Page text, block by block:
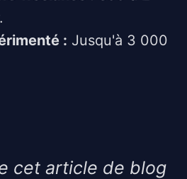
: Jusqu'à 3 000
cet article de blog